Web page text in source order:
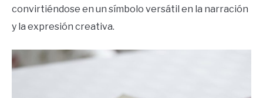
convirtiéndose en un símbolo versátil en la narración
y la expresión creativa.